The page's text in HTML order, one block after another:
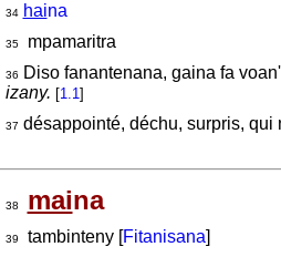
34 haina
35mpamaritra
36
Diso fanantenana, gaina fa
izany. [1.1]
37 désappointé, déchu, surpris, qui
38 maina
39 tambinteny [Fitanisana]